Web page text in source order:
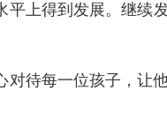
平上得到发展。继续
对待每一位孩子，让